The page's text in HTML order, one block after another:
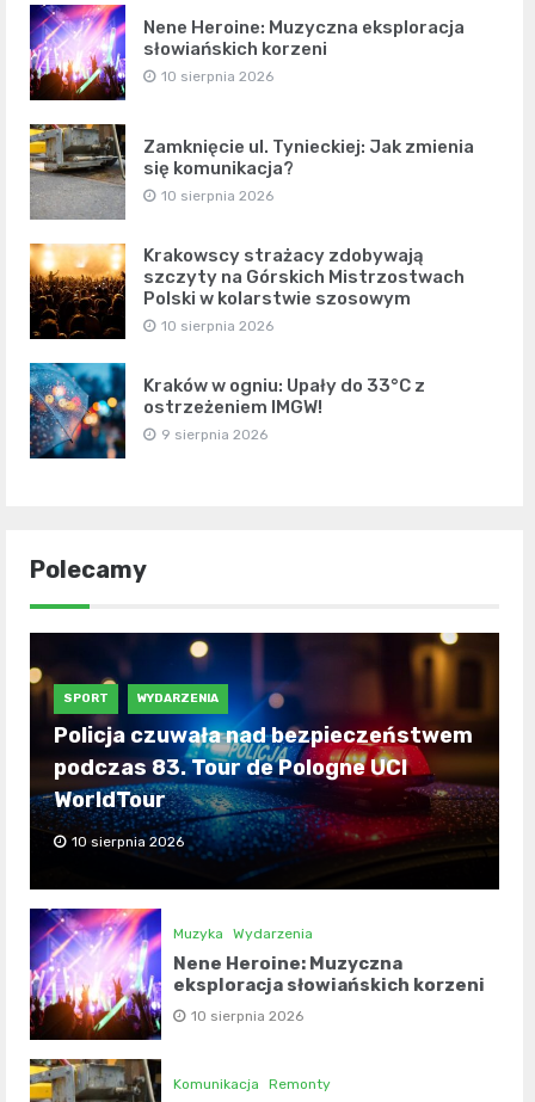
Nene Heroine: Muzyczna eksploracja
słowiańskich korzeni
10 sierpnia 2026
Zamknięcie ul. Tynieckiej: Jak zmienia
się komunikacja?
10 sierpnia 2026
Krakowscy strażacy zdobywają
szczyty na Górskich Mistrzostwach
Polski w kolarstwie szosowym
10 sierpnia 2026
Kraków w ogniu: Upały do 33°C z
ostrzeżeniem IMGW!
9 sierpnia 2026
Polecamy
SPORT WYDARZENIA
Policja czuwała nad bezpieczeństwem
podczas 83. Tour de Pologne UCI
WorldTour
10 sierpnia 2026
Muzyka Wydarzenia
Nene Heroine: Muzyczna
eksploracja słowiańskich korzeni
10 sierpnia 2026
Komunikacja Remonty